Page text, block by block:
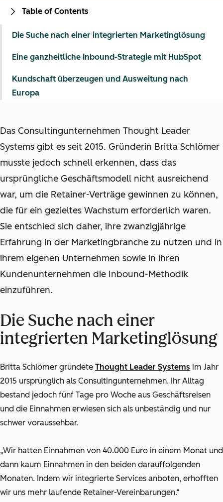
Das Consultingunternehmen Thought Leader
Systems gibt es seit 2015. Gründerin Britta Schlömer
musste jedoch schnell erkennen, dass das
ursprüngliche Geschäftsmodell nicht ausreichend
war, um die Retainer-Verträge gewinnen zu können,
die für ein gezieltes Wachstum erforderlich waren.
Sie entschied sich daher, ihre zwanzigjährige
Erfahrung in der Marketingbranche zu nutzen und in
ihrem eigenen Unternehmen sowie in ihren
Kundenunternehmen die Inbound-Methodik
einzuführen.
Die Suche nach einer
integrierten Marketinglösung
Britta Schlömer gründete Thought Leader Systems im Jahr
2015 ursprünglich als Consultingunternehmen. Ihr Alltag
bestand jedoch fünf Tage pro Woche aus Geschäftsreisen
und die Einnahmen erwiesen sich als unbeständig und nur
schwer voraussehbar.
„Wir hatten Einnahmen von 40.000 Euro in einem Monat und
dann kaum Einnahmen in den beiden darauffolgenden
Monaten. Indem wir integrierte Services anboten, erhofften
wir uns mehr laufende Retainer-Vereinbarungen.“
Table of Contents
Die Suche nach einer integrierten Marketinglösung
Eine ganzheitliche Inbound-Strategie mit HubSpot
Kundschaft überzeugen und Ausweitung nach
Europa